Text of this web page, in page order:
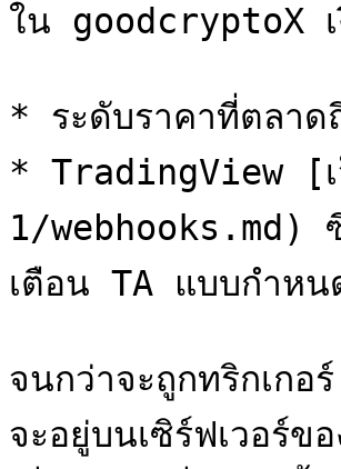
ใน goodcryptoX เ
* ระดับราคาที่ตลาด
* TradingView [
1/webhooks.md)
เตือน TA แบบกำหน
จนกว่าจะถูกทริกเ
จะอยู่บนเซิร์ฟเวอร์